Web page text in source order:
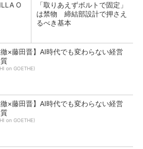
O
「取りあえずボルトで固定」
は禁物 締結部設計で押さえ
るべき基本
徹×藤田晋】AI時代でも変わらない経営
on GOETHE)
徹×藤田晋】AI時代でも変わらない経営
on GOETHE)